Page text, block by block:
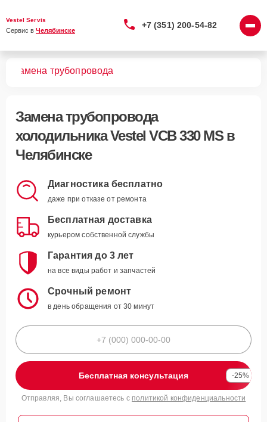
Vestel Servis
Сервис в Челябинске
+7 (351) 200-54-82
Замена трубопровода
Замена трубопровода
холодильника Vestel VCB 330 MS в
Челябинске
Диагностика бесплатно
даже при отказе от ремонта
Бесплатная доставка
курьером собственной службы
Гарантия до 3 лет
на все виды работ и запчастей
Срочный ремонт
в день обращения от 30 минут
Бесплатная консультация -25%
Отправляя, Вы соглашаетесь с политикой конфиденциальности